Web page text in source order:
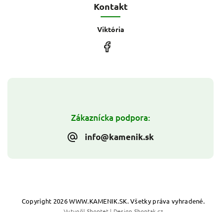
Zákaznícka podpora:
info@kamenik.sk
Kontakt
Viktória
Copyright 2026WWW.KAMENIK.SK. Všetky práva vyhradené.